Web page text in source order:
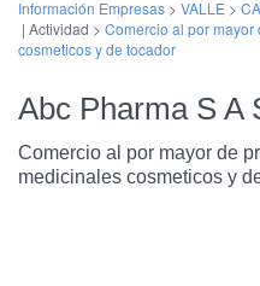
Información Empresas > VALLE >
| Actividad > Comercio al por
cosmeticos y de tocador
Abc Pharma S A
Comercio al por mayor de
medicinales cosmeticos y